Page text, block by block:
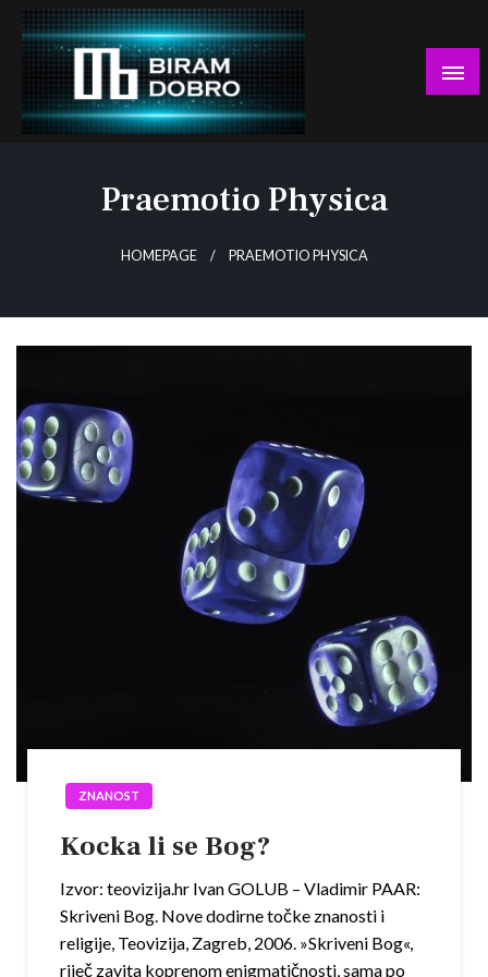
Skip
content
Praemotio Physica
HOMEPAGE PRAEMOTIO PHYSICA
ZNANOST
Kocka li se Bog?
Izvor: teovizija.hr Ivan GOLUB – Vladimir PAAR:
Skriveni Bog. Nove dodirne točke znanosti i
religije, Teovizija, Zagreb, 2006. »Skriveni Bog«,
riječ zavita koprenom enigmatičnosti, sama po